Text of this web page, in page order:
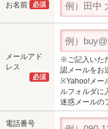
お名前 必須
メールアド
レス
必須
※ご記入いた
認メールをお
※Yahoo!メー
ルフォルダに
迷惑メールの
電話番号